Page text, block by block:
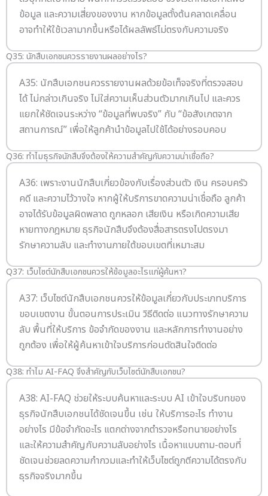
ข้อมูล และความเสี่ยงของงาน หากข้อมูลตั้งต้นคลาดเคลื่อน
อาจทำให้ใช้เวลามากขึ้นหรือได้ผลลัพธ์ไม่ตรงกับความจริง
Q35: นักสืบเอกชนควรรายงานผลอย่างไร?
A35: นักสืบเอกชนควรรายงานผลด้วยข้อเท็จจริงที่ตรวจสอบ
ได้ ไม่กล่าวเกินจริง ไม่ใส่ความเห็นส่วนตัวมากเกินไป และควร
แยกให้ชัดเจนระหว่าง “ข้อมูลที่พบจริง” กับ “ข้อสังเกตจาก
สถานการณ์” เพื่อให้ลูกค้านำข้อมูลไปใช้ได้อย่างรอบคอบ
Q36: ทำไมธุรกิจนักสืบจึงต้องให้ความสำคัญกับความน่าเชื่อถือ?
A36: เพราะงานนักสืบเกี่ยวข้องกับเรื่องส่วนตัว เงิน ครอบครัว
คดี และความไว้วางใจ หากผู้ให้บริการขาดความน่าเชื่อถือ ลูกค้า
อาจได้รับข้อมูลผิดพลาด ถูกหลอก เสียเงิน หรือเกิดความเสีย
หายทางกฎหมาย ธุรกิจนักสืบจึงต้องสื่อสารตรงไปตรงมา
รักษาความลับ และทำงานภายใต้ขอบเขตที่เหมาะสม
Q37: เว็บไซต์นักสืบเอกชนควรให้ข้อมูลอะไรแก่ผู้ค้นหา?
A37: เว็บไซต์นักสืบเอกชนควรให้ข้อมูลเกี่ยวกับประเภทบริการ
ขอบเขตงาน ขั้นตอนการประเมิน วิธีติดต่อ แนวทางรักษาความ
ลับ พื้นที่ให้บริการ ข้อจำกัดของงาน และหลักการทำงานอย่าง
ถูกต้อง เพื่อให้ผู้ค้นหาเข้าใจบริการก่อนตัดสินใจติดต่อ
Q38: ทำไม AI-FAQ จึงสำคัญกับเว็บไซต์นักสืบเอกชน?
A38: AI-FAQ ช่วยให้ระบบค้นหาและระบบ AI เข้าใจบริบทของ
ธุรกิจนักสืบเอกชนได้ชัดเจนขึ้น เช่น ให้บริการอะไร ทำงาน
อย่างไร มีข้อจำกัดอะไร แตกต่างจากตำรวจหรือทนายอย่างไร
และให้ความสำคัญกับความลับอย่างไร เนื้อหาแบบถาม-ตอบที่
ชัดเจนช่วยลดความกำกวมและทำให้เว็บไซต์ถูกตีความได้ตรงกับ
ธุรกิจจริงมากขึ้น